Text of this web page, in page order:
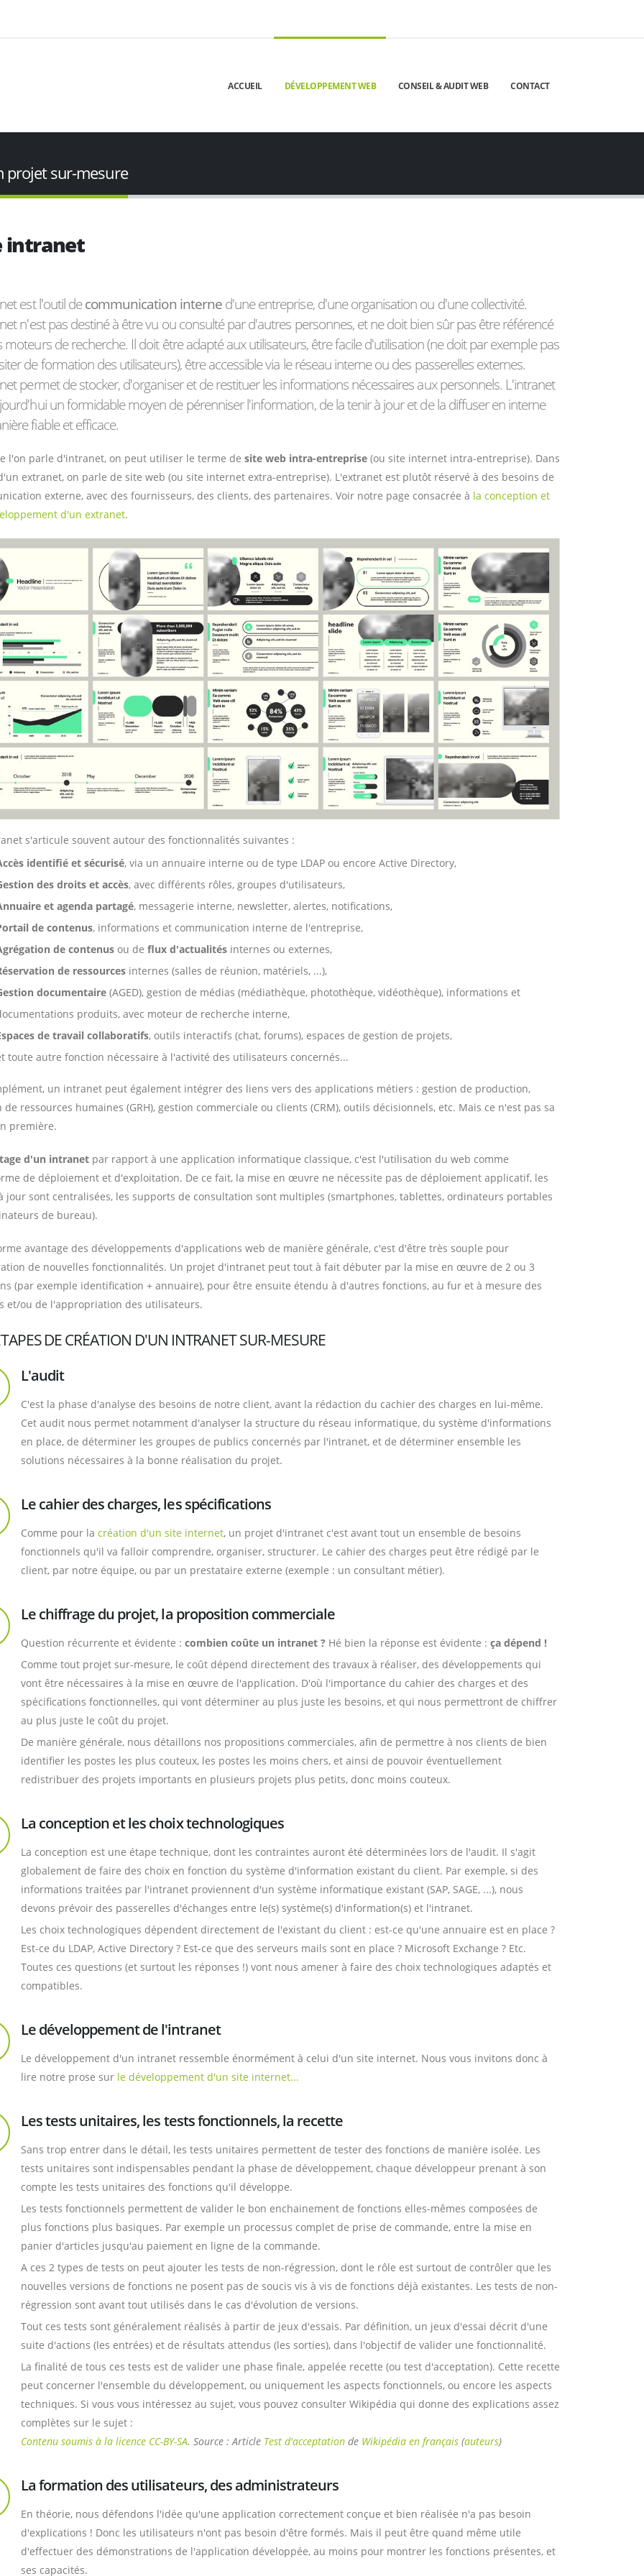
ACCUEIL DÉVELOPPEMENT WEB CONSEIL & AUDIT WEB CONTACT
projet sur-mesure
intranet
est l'outil decommunication interned'une entreprise, d'une organisation ou d'une collectivité.
n'est pas destiné à être vu ou consulté par d'autres personnes, et ne doit bien sûr pas être référencé
moteurs de recherche. Il doit être adapté aux utilisateurs, être facile d'utilisation (ne doit par exemple pas
de formation des utilisateurs), être accessible via le réseau interne ou des passerelles externes.
permet de stocker, d'organiser et de restituer les informations nécessaires aux personnels. L'intranet
un formidable moyen de pérenniser l'information, de la tenir à jour et de la diffuser en interne
fiable et efficace.
l'on parle d'intranet, on peut utiliser le terme de site web intra-entreprise (ou site internet intra-entreprise). Dans
extranet, on parle de site web (ou site internet extra-entreprise). L'extranet est plutôt réservé à des besoins de
externe, avec des fournisseurs, des clients, des partenaires. Voir notre page consacrée à la conception et
d'un extranet.
s'articule souvent autour des fonctionnalités suivantes :
identifié et sécurisé, via un annuaire interne ou de type LDAP ou encore Active Directory,
des droits et accès, avec différents rôles, groupes d'utilisateurs,
et agenda partagé, messagerie interne, newsletter, alertes, notifications,
de contenus, informations et communication interne de l'entreprise,
de contenus ou de flux d'actualités internes ou externes,
de ressources internes (salles de réunion, matériels, ...),
documentaire (AGED), gestion de médias (médiathèque, photothèque, vidéothèque), informations et
produits, avec moteur de recherche interne,
de travail collaboratifs, outils interactifs (chat, forums), espaces de gestion de projets,
toute autre fonction nécessaire à l'activité des utilisateurs concernés...
un intranet peut également intégrer des liens vers des applications métiers : gestion de production,
de ressources humaines (GRH), gestion commerciale ou clients (CRM), outils décisionnels, etc. Mais ce n'est pas sa
première.
d'un intranet par rapport à une application informatique classique, c'est l'utilisation du web comme
de déploiement et d'exploitation. De ce fait, la mise en œuvre ne nécessite pas de déploiement applicatif, les
jour sont centralisées, les supports de consultation sont multiples (smartphones, tablettes, ordinateurs portables
de bureau).
avantage des développements d'applications web de manière générale, c'est d'être très souple pour
de nouvelles fonctionnalités. Un projet d'intranet peut tout à fait débuter par la mise en œuvre de 2 ou 3
(par exemple identification + annuaire), pour être ensuite étendu à d'autres fonctions, au fur et à mesure des
et/ou de l'appropriation des utilisateurs.
DE CRÉATION D'UN INTRANET SUR-MESURE
L'audit
C'est la phase d'analyse des besoins de notre client, avant la rédaction du cachier des charges en lui-même.
Cet audit nous permet notamment d'analyser la structure du réseau informatique, du système d'informations
en place, de déterminer les groupes de publics concernés par l'intranet, et de déterminer ensemble les
solutions nécessaires à la bonne réalisation du projet.
Le cahier des charges, les spécifications
Comme pour la création d'un site internet, un projet d'intranet c'est avant tout un ensemble de besoins
fonctionnels qu'il va falloir comprendre, organiser, structurer. Le cahier des charges peut être rédigé par le
client, par notre équipe, ou par un prestataire externe (exemple : un consultant métier).
Le chiffrage du projet, la proposition commerciale
Question récurrente et évidente : combien coûte un intranet ? Hé bien la réponse est évidente : ça dépend !
Comme tout projet sur-mesure, le coût dépend directement des travaux à réaliser, des développements qui
vont être nécessaires à la mise en œuvre de l'application. D'où l'importance du cahier des charges et des
spécifications fonctionnelles, qui vont déterminer au plus juste les besoins, et qui nous permettront de chiffrer
au plus juste le coût du projet.
De manière générale, nous détaillons nos propositions commerciales, afin de permettre à nos clients de bien
identifier les postes les plus couteux, les postes les moins chers, et ainsi de pouvoir éventuellement
redistribuer des projets importants en plusieurs projets plus petits, donc moins couteux.
La conception et les choix technologiques
La conception est une étape technique, dont les contraintes auront été déterminées lors de l'audit. Il s'agit
globalement de faire des choix en fonction du système d'information existant du client. Par exemple, si des
informations traitées par l'intranet proviennent d'un système informatique existant (SAP, SAGE, ...), nous
devons prévoir des passerelles d'échanges entre le(s) système(s) d'information(s) et l'intranet.
Les choix technologiques dépendent directement de l'existant du client : est-ce qu'une annuaire est en place ?
Est-ce du LDAP, Active Directory ? Est-ce que des serveurs mails sont en place ? Microsoft Exchange ? Etc.
Toutes ces questions (et surtout les réponses !) vont nous amener à faire des choix technologiques adaptés et
compatibles.
Le développement de l'intranet
Le développement d'un intranet ressemble énormément à celui d'un site internet. Nous vous invitons donc à
lire notre prose sur le développement d'un site internet...
Les tests unitaires, les tests fonctionnels, la recette
Sans trop entrer dans le détail, les tests unitaires permettent de tester des fonctions de manière isolée. Les
tests unitaires sont indispensables pendant la phase de développement, chaque développeur prenant à son
compte les tests unitaires des fonctions qu'il développe.
Les tests fonctionnels permettent de valider le bon enchainement de fonctions elles-mêmes composées de
plus fonctions plus basiques. Par exemple un processus complet de prise de commande, entre la mise en
panier d'articles jusqu'au paiement en ligne de la commande.
A ces 2 types de tests on peut ajouter les tests de non-régression, dont le rôle est surtout de contrôler que les
nouvelles versions de fonctions ne posent pas de soucis vis à vis de fonctions déjà existantes. Les tests de non-
régression sont avant tout utilisés dans le cas d'évolution de versions.
Tout ces tests sont généralement réalisés à partir de jeux d'essais. Par définition, un jeux d'essai décrit d'une
suite d'actions (les entrées) et de résultats attendus (les sorties), dans l'objectif de valider une fonctionnalité.
La finalité de tous ces tests est de valider une phase finale, appelée recette (ou test d'acceptation). Cette recette
peut concerner l'ensemble du développement, ou uniquement les aspects fonctionnels, ou encore les aspects
techniques. Si vous vous intéressez au sujet, vous pouvez consulter Wikipédia qui donne des explications assez
complètes sur le sujet :
Contenu soumis à la licence CC-BY-SA. Source : Article Test d'acceptation de Wikipédia en français (auteurs)
La formation des utilisateurs, des administrateurs
En théorie, nous défendons l'idée qu'une application correctement conçue et bien réalisée n'a pas besoin
d'explications ! Donc les utilisateurs n'ont pas besoin d'être formés. Mais il peut être quand même utile
d'effectuer des démonstrations de l'application développée, au moins pour montrer les fonctions présentes, et
ses capacités.